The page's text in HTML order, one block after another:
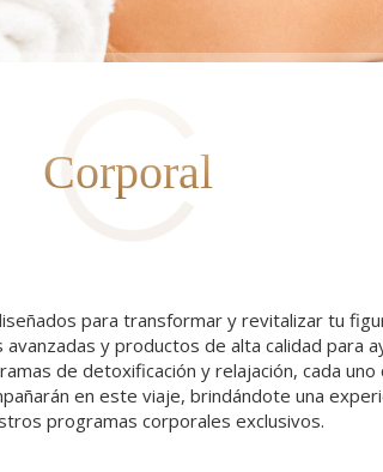
Corporal
para transformar y revitalizar tu
y productos de alta calidad para
de detoxificación y relajación, cada
en este viaje, brindándote una
programas corporales exclusivos.